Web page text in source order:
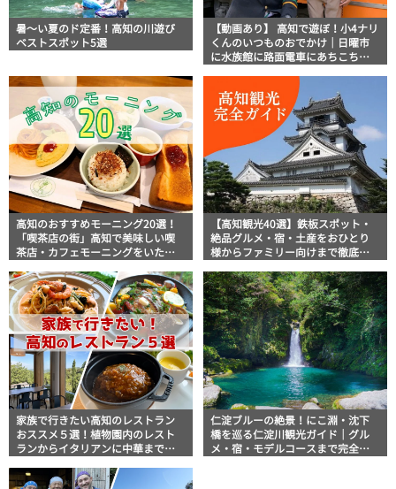
暑～い夏のド定番！高知の川遊び
ベストスポット5選
【動画あり】 高知で遊ぼ！小4ナリ
くんのいつものおでかけ｜日曜市
に水族館に路面電車にあちこち巡
高知のおすすめモーニング20選！
「喫茶店の街」高知で美味しい喫
茶店・カフェモーニングをいただ
【高知観光40選】鉄板スポット・
絶品グルメ・宿・土産をおひとり
様からファミリー向けまで徹底解
家族で行きたい高知のレストラン
おススメ５選！植物園内のレスト
ランからイタリアンに中華まで楽
仁淀ブルーの絶景！にこ淵・沈下
橋を巡る仁淀川観光ガイド｜グル
メ・宿・モデルコースまで完全網